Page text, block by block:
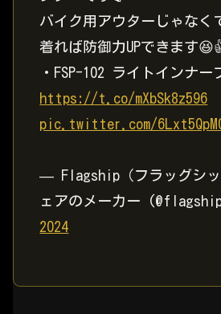
バイク用アウターじゃなく
着れば防御力UPできます
・FSP-102 ライトインナー
https://t.co/mXbSk8z596
pic.twitter.com/
— Flagship（フラッグシッ
ェアのメーカー
2024